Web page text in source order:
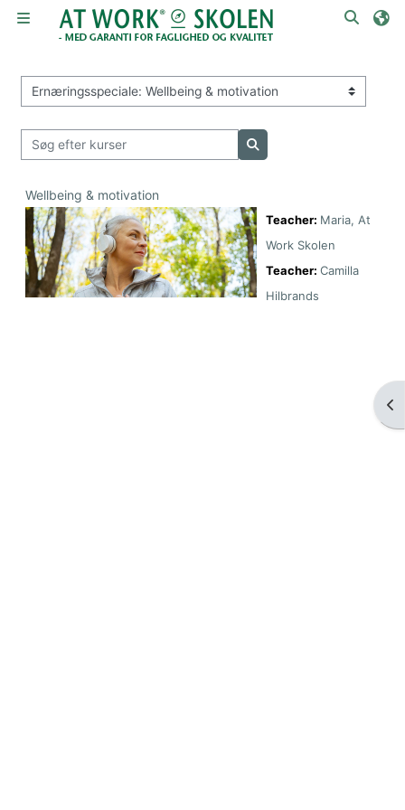
Gå til hovedindhold
Sidepanel
Skift
Kursuskategorier
Søg efter kurser
Søg efter kurser
Wellbeing & motivation
Teacher: Maria, At
Work Skolen
Teacher: Camilla
Hilbrands